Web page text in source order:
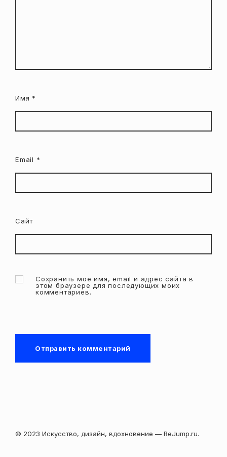
Имя *
Email *
Сайт
Сохранить моё имя, email и адрес сайта в
этом браузере для последующих моих
комментариев.
© 2023 Искусство, дизайн, вдохновение — ReJump.ru.